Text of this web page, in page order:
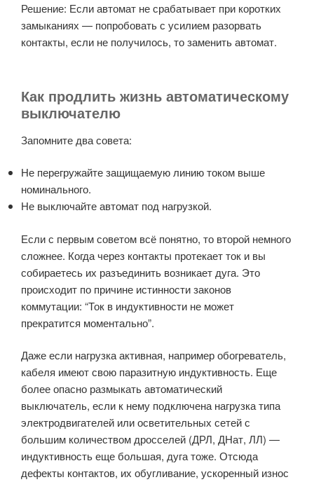
Решение: Если автомат не срабатывает при коротких
замыканиях — попробовать с усилием разорвать
контакты, если не получилось, то заменить автомат.
Как продлить жизнь автоматическому
выключателю
Запомните два совета:
Не перегружайте защищаемую линию током выше
номинального.
Не выключайте автомат под нагрузкой.
Если с первым советом всё понятно, то второй немного
сложнее. Когда через контакты протекает ток и вы
собираетесь их разъединить возникает дуга. Это
происходит по причине истинности законов
коммутации: “Ток в индуктивности не может
прекратится моментально”.
Даже если нагрузка активная, например обогреватель,
кабеля имеют свою паразитную индуктивность. Еще
более опасно размыкать автоматический
выключатель, если к нему подключена нагрузка типа
электродвигателей или осветительных сетей с
большим количеством дросселей (ДРЛ, ДНат, ЛЛ) —
индуктивность еще большая, дуга тоже. Отсюда
дефекты контактов, их обугливание, ускоренный износ